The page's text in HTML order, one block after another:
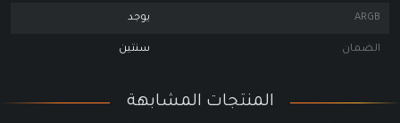
ARGB يوجد
الضمان سنتين
المنتجات المشابهة